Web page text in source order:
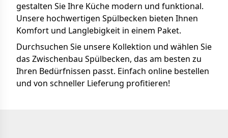
gestalten Sie Ihre Küche modern und funktional.
Unsere hochwertigen Spülbecken bieten Ihnen
Komfort und Langlebigkeit in einem Paket.
Durchsuchen Sie unsere Kollektion und wählen Sie
das Zwischenbau Spülbecken, das am besten zu
Ihren Bedürfnissen passt. Einfach online bestellen
und von schneller Lieferung profitieren!